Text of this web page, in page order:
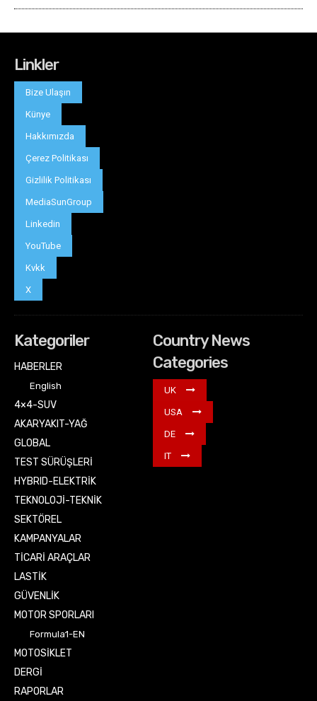
Linkler
Bize Ulaşın
Künye
Hakkımızda
Çerez Politikası
Gizlilik Politikası
MediaSunGroup
Linkedin
YouTube
Kvkk
X
Kategoriler
HABERLER
English
4×4-SUV
AKARYAKIT-YAĞ
GLOBAL
TEST SÜRÜŞLERİ
HYBRID-ELEKTRİK
TEKNOLOJİ-TEKNİK
SEKTÖREL
KAMPANYALAR
TİCARİ ARAÇLAR
LASTİK
GÜVENLİK
MOTOR SPORLARI
Formula1-EN
MOTOSİKLET
DERGİ
RAPORLAR
Country News
Categories
UK
USA
DE
IT